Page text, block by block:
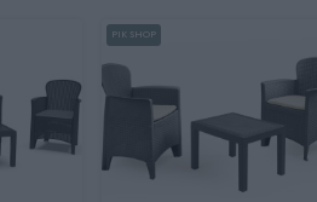
PIK SHOP